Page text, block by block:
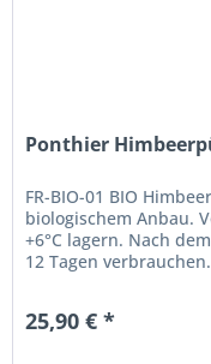
Ponthier
FR-BIO-01 BIO
biologischem Anbau.
+6°C lagern. Nach
12 Tagen
25,90 € *